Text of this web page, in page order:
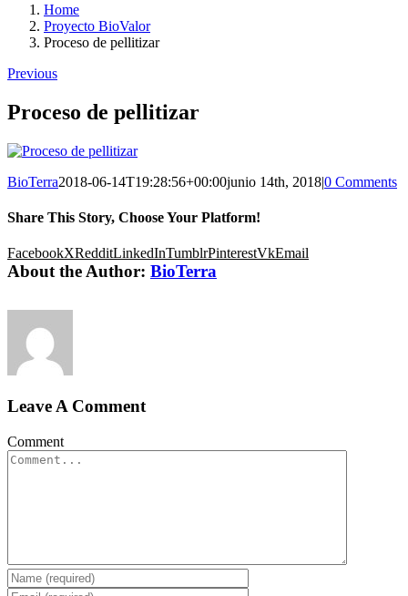
Home
Proyecto BioValor
Proceso de pellitizar
Previous
Proceso de pellitizar
BioTerra2018-06-14T19:28:56+00:00junio 14th, 2018|0 Comments
Share This Story, Choose Your Platform!
FacebookXRedditLinkedInTumblrPinterestVkEmail
About the Author: BioTerra
Leave A Comment
Comment